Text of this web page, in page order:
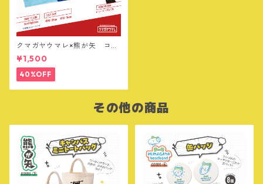
クマガヤウマレ×熊が矢 コラ
ボ フェイスタオル
¥1,500
40%OFF
その他の商品